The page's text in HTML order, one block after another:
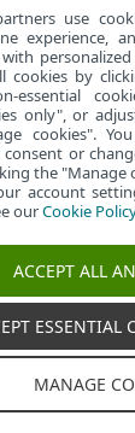
spol. s
use
experience,
cookies by
essential
only", or
cookies".
or
the "Manage
account
ourCookie Policy
ACCEPT ALL
ESSENTIAL
MANAGE